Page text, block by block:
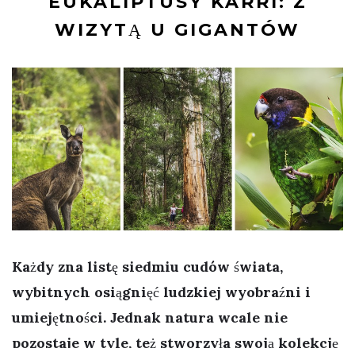
WIZYTĄ U GIGANTÓW
Każdy zna listę siedmiu cudów świata,
wybitnych osiągnięć ludzkiej wyobraźni i
umiejętności. Jednak natura wcale nie
pozostaje w tyle, też stworzyła swoją kolekcję